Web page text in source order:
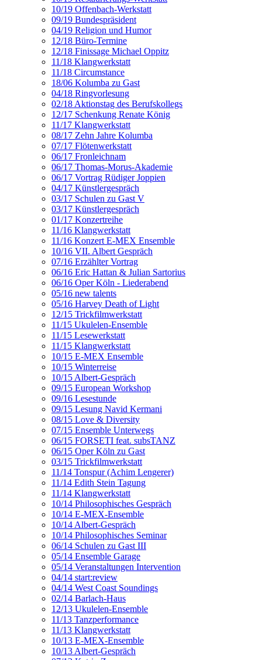
10/19 Offenbach-Werkstatt
09/19 Bundespräsident
04/19 Religion und Humor
12/18 Büro-Termine
12/18 Finissage Michael Oppitz
11/18 Klangwerkstatt
11/18 Circumstance
18/06 Kolumba zu Gast
04/18 Ringvorlesung
02/18 Aktionstag des Berufskollegs
12/17 Schenkung Renate König
11/17 Klangwerkstatt
08/17 Zehn Jahre Kolumba
07/17 Flötenwerkstatt
06/17 Fronleichnam
06/17 Thomas-Morus-Akademie
06/17 Vortrag Rüdiger Joppien
04/17 Künstlergespräch
03/17 Schulen zu Gast V
03/17 Künstlergespräch
01/17 Konzertreihe
11/16 Klangwerkstatt
11/16 Konzert E-MEX Ensemble
10/16 VII. Albert Gespräch
07/16 Erzählter Vortrag
06/16 Eric Hattan & Julian Sartorius
06/16 Oper Köln - Liederabend
05/16 new talents
05/16 Harvey Death of Light
12/15 Trickfilmwerkstatt
11/15 Ukulelen-Ensemble
11/15 Lesewerkstatt
11/15 Klangwerkstatt
10/15 E-MEX Ensemble
10/15 Winterreise
10/15 Albert-Gespräch
09/15 European Workshop
09/16 Lesestunde
09/15 Lesung Navid Kermani
08/15 Love & Diversity
07/15 Ensemble Unterwegs
06/15 FORSETI feat. subsTANZ
06/15 Oper Köln zu Gast
03/15 Trickfilmwerkstatt
11/14 Tonspur (Achim Lengerer)
11/14 Edith Stein Tagung
11/14 Klangwerkstatt
10/14 Philosophisches Gespräch
10/14 E-MEX-Ensemble
10/14 Albert-Gespräch
10/14 Philosophisches Seminar
06/14 Schulen zu Gast III
05/14 Ensemble Garage
05/14 Veranstaltungen Intervention
04/14 start:review
04/14 West Coast Soundings
02/14 Barlach-Haus
12/13 Ukulelen-Ensemble
11/13 Tanzperformance
11/13 Klangwerkstatt
10/13 E-MEX-Ensemble
10/13 Albert-Gespräch